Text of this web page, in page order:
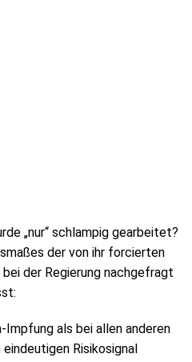
„nur“ schlampig gearbeitet?
der von ihr forcierten
der Regierung nachgefragt
Impfung als bei allen anderen
Risikosignal